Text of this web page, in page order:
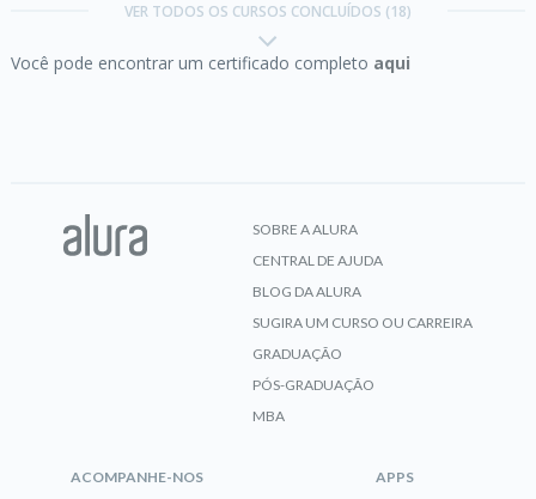
conhecendo a biblioteca
VER TODOS OS CURSOS CONCLUÍDOS (18)
Você pode encontrar um certificado completo aqui
SOBRE A ALURA
CENTRAL DE AJUDA
BLOG DA ALURA
SUGIRA UM CURSO OU CARREIRA
GRADUAÇÃO
PÓS-GRADUAÇÃO
MBA
ACOMPANHE-NOS APPS